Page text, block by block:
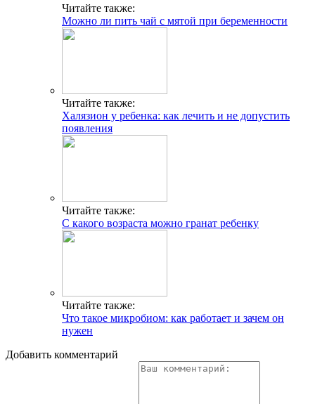
Читайте также:
Можно ли пить чай с мятой при беременности
Читайте также:
Халязион у ребенка: как лечить и не допустить
появления
Читайте также:
С какого возраста можно гранат ребенку
Читайте также:
Что такое микробиом: как работает и зачем он
нужен
Добавить комментарий